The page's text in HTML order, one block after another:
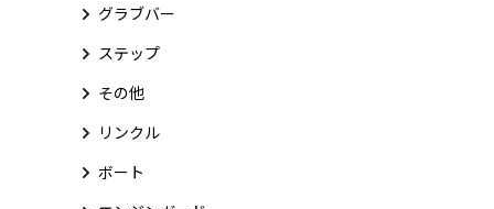
グラブバー
ステップ
その他
リンクル
ボート